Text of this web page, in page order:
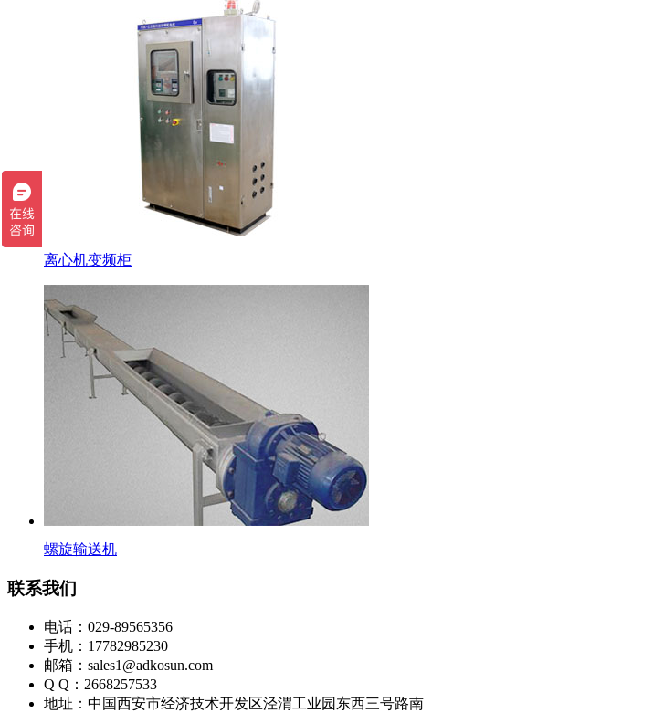
离心机变频柜
螺旋输送机
联系我们
电话：029-89565356
手机：17782985230
邮箱：sales1@adkosun.com
Q Q：2668257533
地址：中国西安市经济技术开发区泾渭工业园东西三号路南